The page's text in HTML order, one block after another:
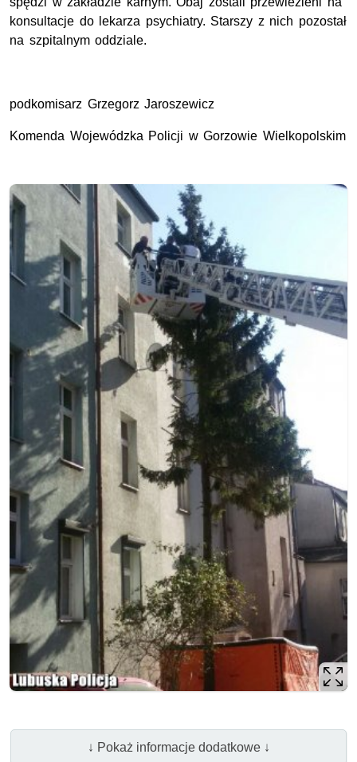
konsultacje do lekarza psychiatry. Starszy z nich pozostał
na szpitalnym oddziale.
podkomisarz Grzegorz Jaroszewicz
Komenda Wojewódzka Policji w Gorzowie Wielkopolskim
↓ Pokaż informacje dodatkowe ↓